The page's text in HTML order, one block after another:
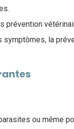
prévention
symptômes, la
ou même